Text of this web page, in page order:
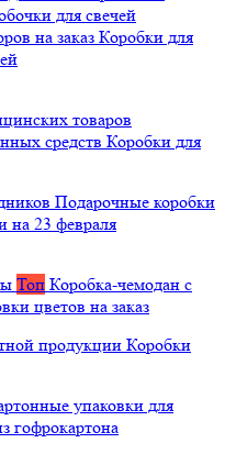
для свечей
на заказ Коробки для
товаров
средств Коробки для
Подарочные коробки
на 23 февраля
Топ Коробка-чемодан с
цветов на заказ
продукции Коробки
упаковки для
гофрокартона